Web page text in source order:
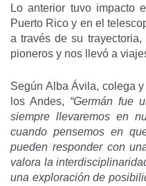
Lo anterior tuvo impacto
Puerto Rico y en el
a través de su
pioneros y nos llevó a
Según Alba Ávila, colega
los Andes, “Germán fue
siempre llevaremos en
cuando pensemos en
pueden responder con
valora la
una exploración de